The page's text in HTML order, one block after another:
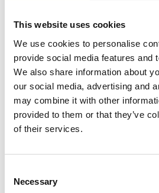
This website uses cookies
We use cookies to personalise
provide social media features and
We also share information about
our social media, advertising and
may combine it with other
provided to them or that they’ve
of their services.
Selection
Necessary
Repubblica Ceca